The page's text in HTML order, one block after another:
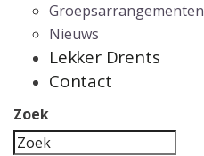
Groepsarrangementen
Nieuws
Lekker Drents
Contact
Zoek